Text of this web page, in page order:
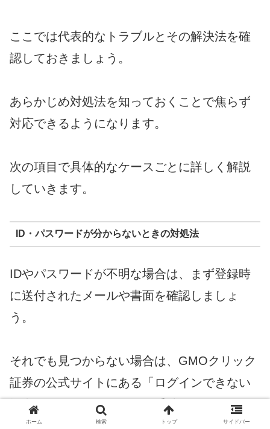
ここでは代表的なトラブルとその解決法を確
認しておきましょう。
あらかじめ対処法を知っておくことで焦らず
対応できるようになります。
次の項目で具体的なケースごとに詳しく解説
していきます。
ID・パスワードが分からないときの対処法
IDやパスワードが不明な場合は、まず登録時
に送付されたメールや書面を確認しましょ
う。
それでも見つからない場合は、GMOクリック
証券の公式サイトにある「ログインできない
場合」のページから再発行手続きを行えま
す。ホーム 検索 トップ サイドバー